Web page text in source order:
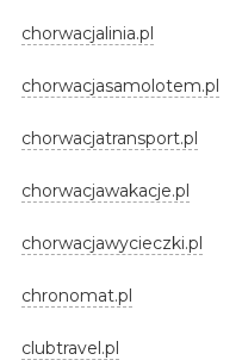
chorwacjalinia.pl
chorwacjasamolotem.pl
chorwacjatransport.pl
chorwacjawakacje.pl
chorwacjawycieczki.pl
chronomat.pl
clubtravel.pl